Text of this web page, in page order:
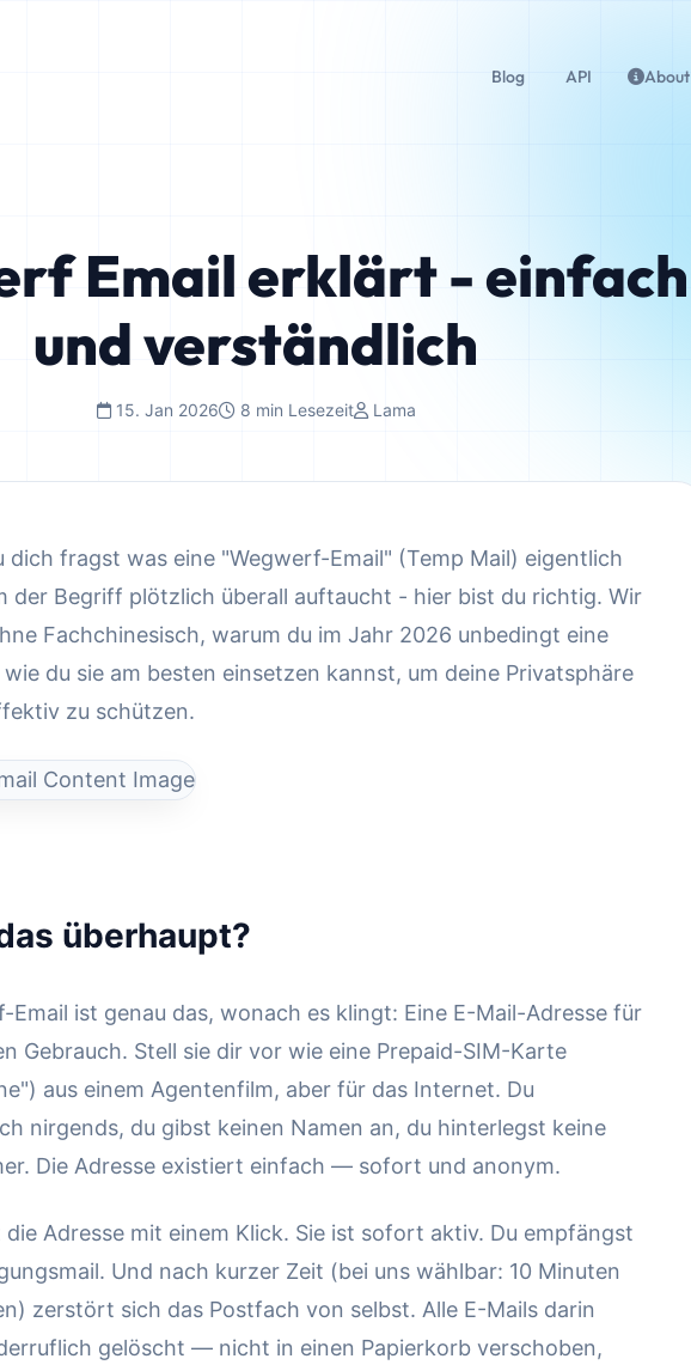
Blog API About
Email erklärt - einfach
und verständlich
15. Jan 2026 8 min Lesezeit Lama
dich fragst was eine "Wegwerf-Email" (Temp Mail) eigentlich
der Begriff plötzlich überall auftaucht - hier bist du richtig. Wir
Fachchinesisch, warum du im Jahr 2026 unbedingt eine
du sie am besten einsetzen kannst, um deine Privatsphäre
zu schützen.
überhaupt?
Email ist genau das, wonach es klingt: Eine E-Mail-Adresse für
Gebrauch. Stell sie dir vor wie eine Prepaid-SIM-Karte
aus einem Agentenfilm, aber für das Internet. Du
nirgends, du gibst keinen Namen an, du hinterlegst keine
Die Adresse existiert einfach — sofort und anonym.
die Adresse mit einem Klick. Sie ist sofort aktiv. Du empfängst
Und nach kurzer Zeit (bei uns wählbar: 10 Minuten
zerstört sich das Postfach von selbst. Alle E-Mails darin
gelöscht — nicht in einen Papierkorb verschoben,